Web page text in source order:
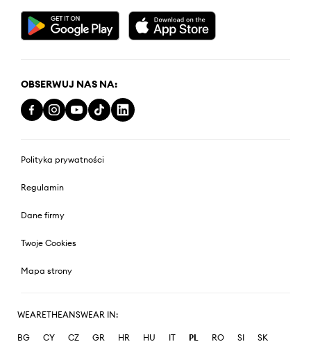
OBSERWUJ NAS NA:
Polityka prywatności
Regulamin
Dane firmy
Twoje Cookies
Mapa strony
WEARETHEANSWEAR IN:
BG CY CZ GR HR HU IT PL RO SI SK